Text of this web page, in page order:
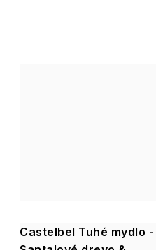
Castelbel Tuhé mydlo -